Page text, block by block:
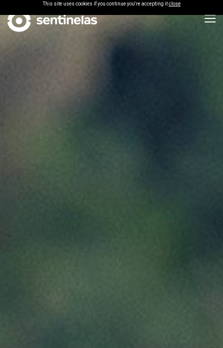
This site uses cookies if you continue you're accepting itclose